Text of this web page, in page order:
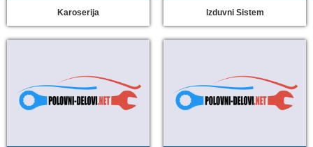
Karoserija Izduvni Sistem